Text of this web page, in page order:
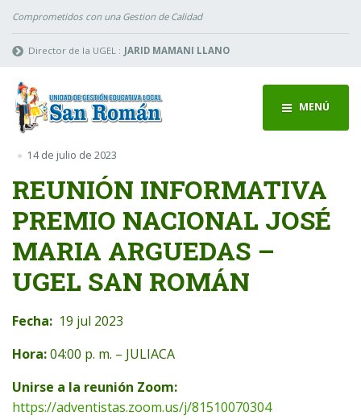
Comprometidos con una Gestion de Calidad
Director de la UGEL : JARID MAMANI LLANO
MENÚ
14 de julio de 2023
REUNIÓN INFORMATIVA
PREMIO NACIONAL JOSÉ
MARIA ARGUEDAS –
UGEL SAN ROMÁN
Fecha: 19 jul 2023
Hora:04:00 p. m. – JULIACA
Unirse a la reunión Zoom:
https://adventistas.zoom.us/j/81510070304